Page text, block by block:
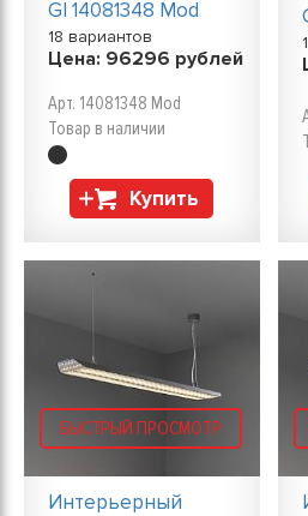
GI 14081348 Mod
18 вариантов
Цена: 96296 рублей
Арт. 14081348 Mod
Товар в наличии
Купить
БЫСТРЫЙ ПРОСМОТР
Интерьерный